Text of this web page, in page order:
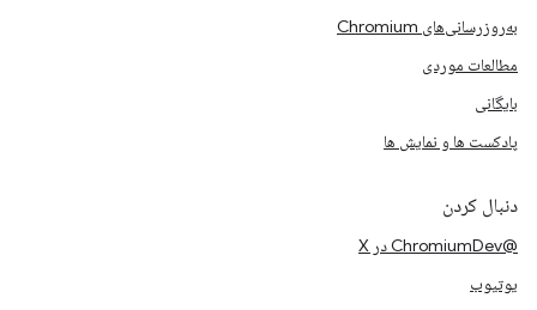
به‌روزرسانی‌های Chromium
مطالعات موردی
بایگانی
پادکست ها و نمایش ها
دنبال کردن
@ChromiumDev در X
یوتیوب